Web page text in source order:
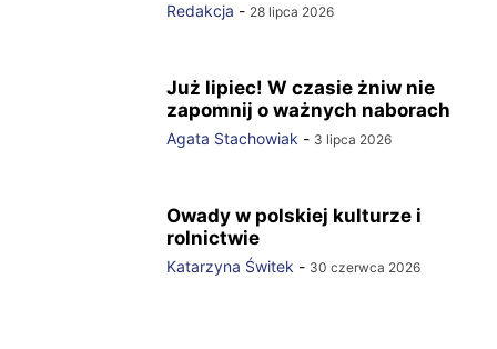
Redakcja - 28 lipca 2026
Już lipiec! W czasie żniw nie
zapomnij o ważnych naborach
Agata Stachowiak - 3 lipca 2026
Owady w polskiej kulturze i
rolnictwie
Katarzyna Świtek - 30 czerwca 2026